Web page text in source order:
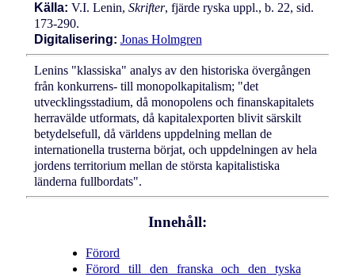
Källa: V.I. Lenin, Skrifter, fjärde ryska uppl., b. 22, sid.
173-290.
Digitalisering: Jonas Holmgren
Lenins "klassiska" analys av den historiska övergången
från konkurrens- till monopolkapitalism; "det
utvecklingsstadium, då monopolens och finanskapitalets
herravälde utformats, då kapitalexporten blivit särskilt
betydelsefull, då världens uppdelning mellan de
internationella trusterna börjat, och uppdelningen av hela
jordens territorium mellan de största kapitalistiska
länderna fullbordats".
Innehåll:
Förord
Förord till den franska och den tyska